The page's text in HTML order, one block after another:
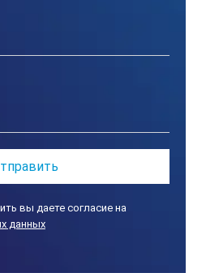
вы даете согласие на
данных